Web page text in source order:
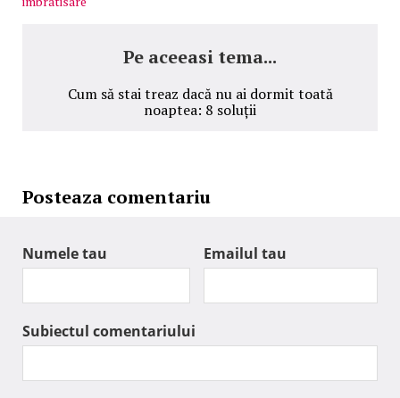
Pe aceeasi tema...
Cum să stai treaz dacă nu ai dormit toată
noaptea: 8 soluții
Posteaza comentariu
Numele tau Emailul tau
Subiectul comentariului